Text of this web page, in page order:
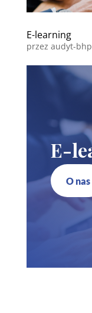
E-learning
przez audyt-
E-
O nas